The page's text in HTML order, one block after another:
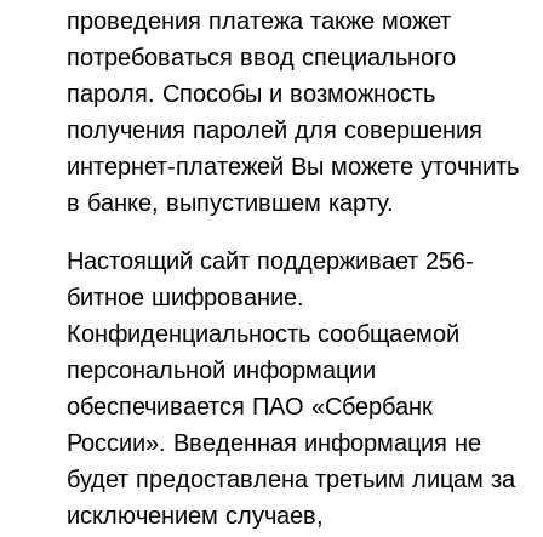
проведения платежа также может
потребоваться ввод специального
пароля. Способы и возможность
получения паролей для совершения
интернет-платежей Вы можете уточнить
в банке, выпустившем карту.
Настоящий сайт поддерживает 256-
битное шифрование.
Конфиденциальность сообщаемой
персональной информации
обеспечивается ПАО «Сбербанк
России». Введенная информация не
будет предоставлена третьим лицам за
исключением случаев,